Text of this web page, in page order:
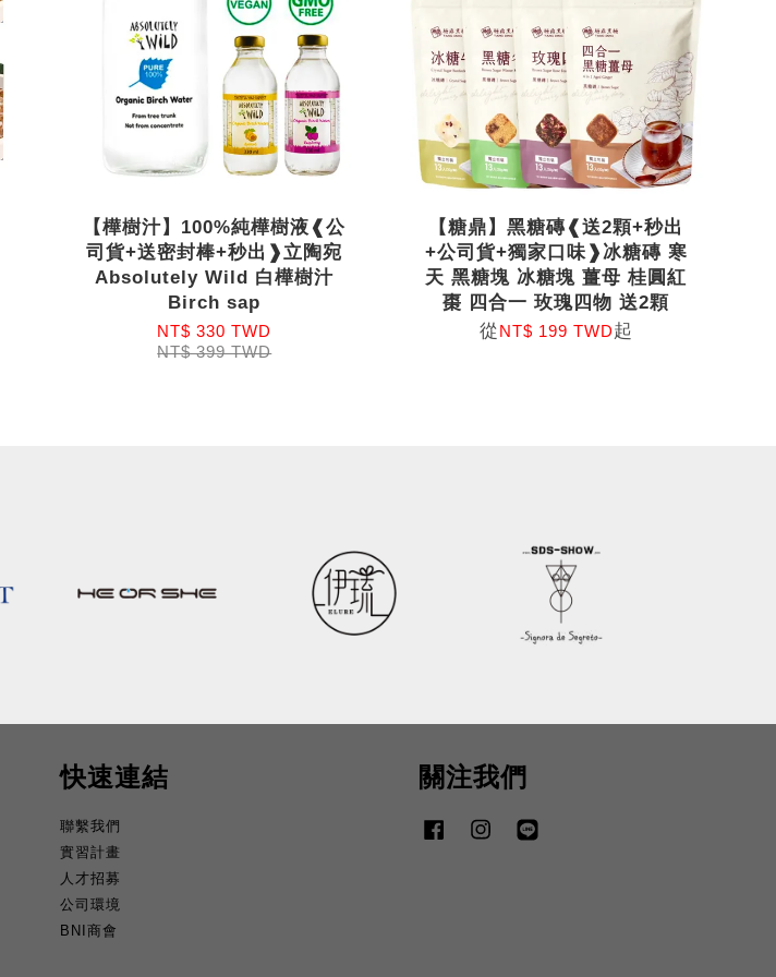
【樺樹汁】100%純樺樹液❰公
司貨+送密封棒+秒出❱立陶宛
Absolutely Wild 白樺樹汁
Birch sap
NT$ 330 TWD
NT$ 399 TWD
【糖鼎】黑糖磚❰送2顆+秒出
+公司貨+獨家口味❱冰糖磚 寒
天 黑糖塊 冰糖塊 薑母 桂圓紅
棗 四合一 玫瑰四物 送2顆
從NT$ 199 TWD起
快速連結
聯繫我們
實習計畫
人才招募
公司環境
BNI商會
關注我們
FacebookInstagram